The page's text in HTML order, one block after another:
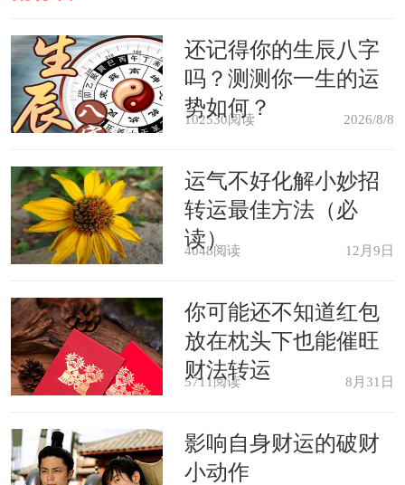
梦见后背疼，会身居要职。
梦见全身疼痛，家人之间会产生隔
已婚女人梦见肚子疼，会怀孕。
孕妇梦见肚子疼，分娩时要出问
题。
囚犯梦见胸口疼，会被加刑。
疗，不久会中止。
欢
还记得你的生辰八字
吗？测测你一生的运
势如何？
102530阅读 2026/8/8
运气不好化解小妙招
转运最佳方法（必
读）
4048阅读 12月9日
你可能还不知道红包
放在枕头下也能催旺
财法转运
5711阅读 8月31日
影响自身财运的破财
小动作